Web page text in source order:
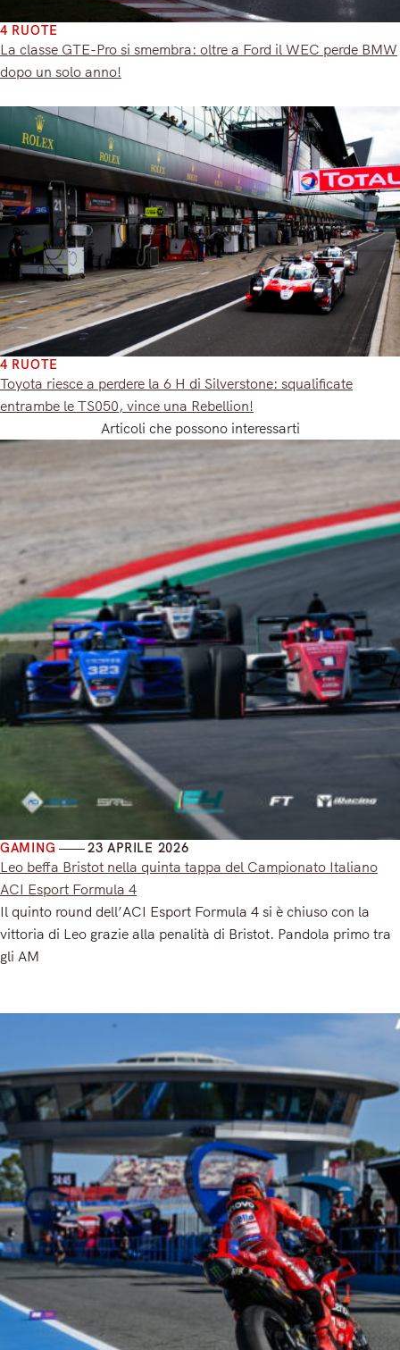
4 RUOTE
La classe GTE-Pro si smembra: oltre a Ford il WEC perde BMW
dopo un solo anno!
4 RUOTE
Toyota riesce a perdere la 6 H di Silverstone: squalificate
entrambe le TS050, vince una Rebellion!
Articoli che possono interessarti
GAMING 23 APRILE 2026
Leo beffa Bristot nella quinta tappa del Campionato Italiano
ACI Esport Formula 4
Il quinto round dell’ACI Esport Formula 4 si è chiuso con la
vittoria di Leo grazie alla penalità di Bristot. Pandola primo tra
gli AM